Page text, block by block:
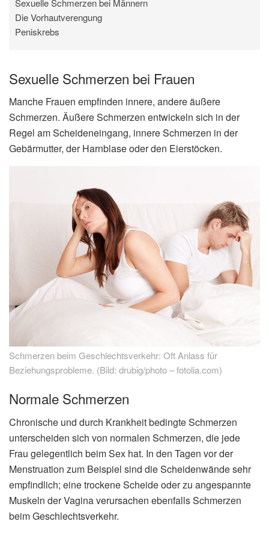
Sexuelle Schmerzen bei Männern
Die Vorhautverengung
Peniskrebs
Sexuelle Schmerzen bei Frauen
Manche Frauen empfinden innere, andere äußere
Schmerzen. Äußere Schmerzen entwickeln sich in der
Regel am Scheideneingang, innere Schmerzen in der
Gebärmutter, der Harnblase oder den Eierstöcken.
Schmerzen beim Geschlechtsverkehr: Oft Anlass für
Beziehungsprobleme. (Bild: drubig/photo – fotolia.com)
Normale Schmerzen
Chronische und durch Krankheit bedingte Schmerzen
unterscheiden sich von normalen Schmerzen, die jede
Frau gelegentlich beim Sex hat. In den Tagen vor der
Menstruation zum Beispiel sind die Scheidenwände sehr
empfindlich; eine trockene Scheide oder zu angespannte
Muskeln der Vagina verursachen ebenfalls Schmerzen
beim Geschlechtsverkehr.